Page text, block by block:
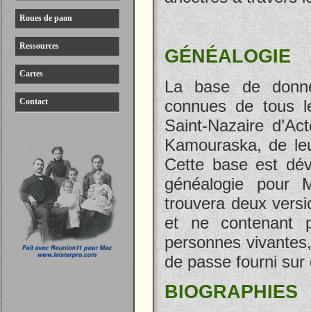
Roues de paon
Ressources
Cartes
Contact
GÉNÉALOGIE
La base de
connues de tous
Saint-Nazaire
Kamouraska, de
Cette base est
généalogie pour
trouvera deux
et ne contenant
personnes
de passe fourni sur
BIOGRAPHIES